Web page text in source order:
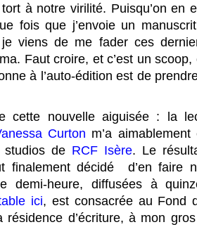
à notre virilité. Puisqu’on en
fois que j’envoie un
je viens de me fader ces
Faut croire, et c’est un
à l’auto-édition est de
cette nouvelle aiguisée : la
Curton m’a
de RCF Isère. Le
finalement décidé d’en faire
demi-heure, diffusées à
ici, est consacrée au Fond
résidence d’écriture, à mon